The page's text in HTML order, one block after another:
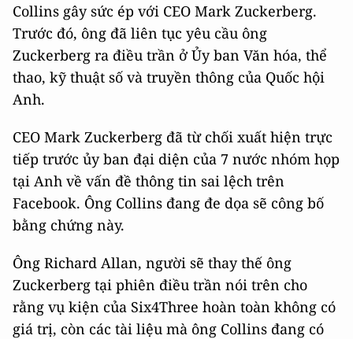
Collins gây sức ép với CEO Mark Zuckerberg.
Trước đó, ông đã liên tục yêu cầu ông
Zuckerberg ra điều trần ở Ủy ban Văn hóa, thể
thao, kỹ thuật số và truyền thông của Quốc hội
Anh.
CEO Mark Zuckerberg đã từ chối xuất hiện trực
tiếp trước ủy ban đại diện của 7 nước nhóm họp
tại Anh về vấn đề thông tin sai lệch trên
Facebook. Ông Collins đang đe dọa sẽ công bố
bằng chứng này.
Ông Richard Allan, người sẽ thay thế ông
Zuckerberg tại phiên điều trần nói trên cho
rằng vụ kiện của Six4Three hoàn toàn không có
giá trị, còn các tài liệu mà ông Collins đang có